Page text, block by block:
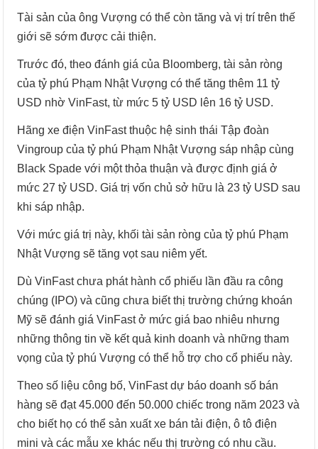
Tài sản của ông Vượng có thể còn tăng và vị trí trên thế
giới sẽ sớm được cải thiện.
Trước đó, theo đánh giá của Bloomberg, tài sản ròng
của tỷ phú Phạm Nhật Vượng có thể tăng thêm 11 tỷ
USD nhờ VinFast, từ mức 5 tỷ USD lên 16 tỷ USD.
Hãng xe điện VinFast thuộc hệ sinh thái Tập đoàn
Vingroup của tỷ phú Phạm Nhật Vượng sáp nhập cùng
Black Spade với một thỏa thuận và được định giá ở
mức 27 tỷ USD. Giá trị vốn chủ sở hữu là 23 tỷ USD sau
khi sáp nhập.
Với mức giá trị này, khối tài sản ròng của tỷ phú Phạm
Nhật Vượng sẽ tăng vọt sau niêm yết.
Dù VinFast chưa phát hành cổ phiếu lần đầu ra công
chúng (IPO) và cũng chưa biết thị trường chứng khoán
Mỹ sẽ đánh giá VinFast ở mức giá bao nhiêu nhưng
những thông tin về kết quả kinh doanh và những tham
vọng của tỷ phú Vượng có thể hỗ trợ cho cổ phiếu này.
Theo số liệu công bố, VinFast dự báo doanh số bán
hàng sẽ đạt 45.000 đến 50.000 chiếc trong năm 2023 và
cho biết họ có thể sản xuất xe bán tải điện, ô tô điện
mini và các mẫu xe khác nếu thị trường có nhu cầu.